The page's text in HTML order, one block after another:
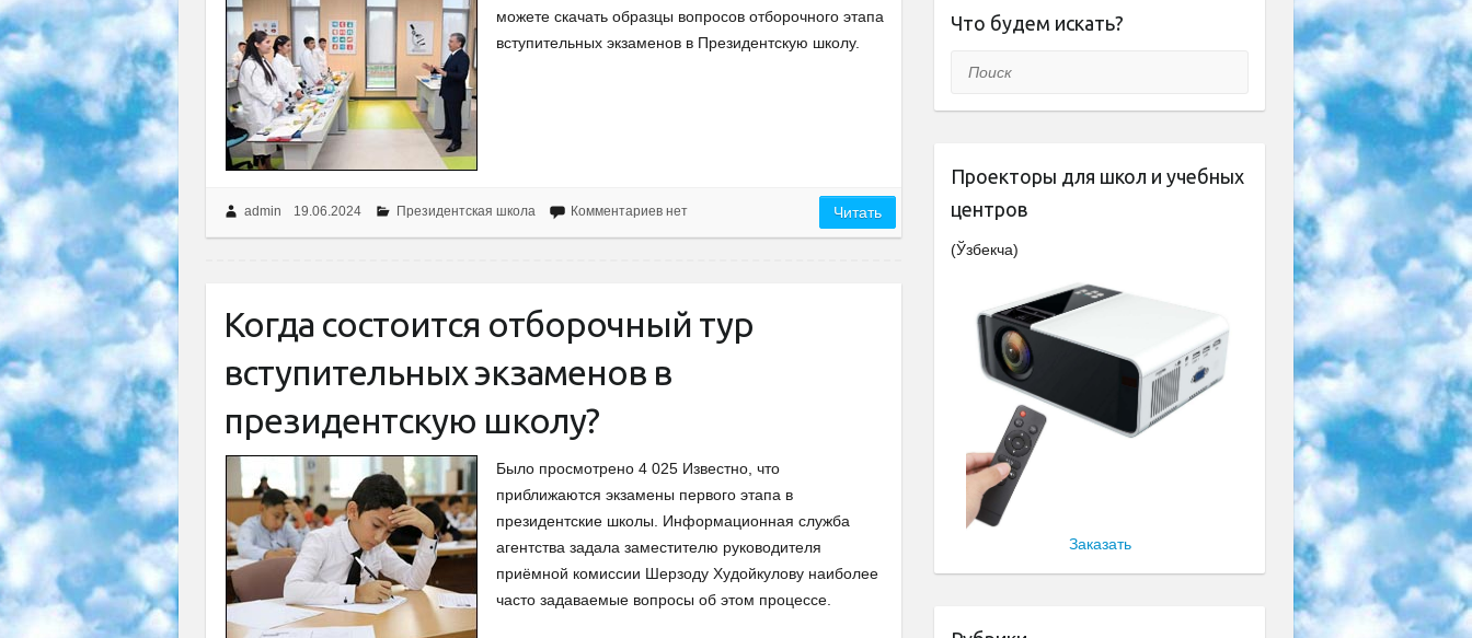
можете скачать образцы вопросов отборочного этапа
вступительных экзаменов в Президентскую школу.
admin 19.06.2024 Президентская школа Комментариев нет Читать
Когда состоится отборочный тур
вступительных экзаменов в
президентскую школу?
Было просмотрено 4 025 Известно, что
приближаются экзамены первого этапа в
президентские школы. Информационная служба
агентства задала заместителю руководителя
приёмной комиссии Шерзоду Худойкулову наиболее
часто задаваемые вопросы об этом процессе.
Что будем искать?
Поиск
Проекторы для школ и учебных
центров
(Ўзбекча)
Заказать